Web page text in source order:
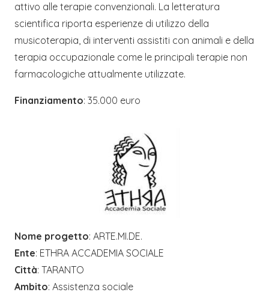
attivo alle terapie convenzionali. La letteratura
scientifica riporta esperienze di utilizzo della
musicoterapia, di interventi assistiti con animali e della
terapia occupazionale come le principali terapie non
farmacologiche attualmente utilizzate.
Finanziamento: 35.000 euro
Nome progetto: ARTE.MI.DE.
Ente: ETHRA ACCADEMIA SOCIALE
Città: TARANTO
Ambito: Assistenza sociale